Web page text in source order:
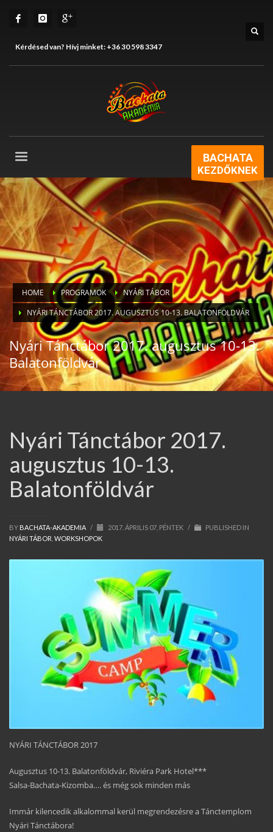
Kérdésed van? Hívj minket: +36 30 598 3347
BACHATA
KEZDŐKNEK
HOME PROGRAMOK
NYÁRI TÁBOR
NYÁRI TÁNCTÁBOR 2017. AUGUSZTUS 10-13. BALATONFÖLDVÁR
Nyári Tánctábor 2017. augusztus 10-13.
Balatonföldvár
Nyári Tánctábor 2017.
augusztus 10-13.
Balatonföldvár
BY BACHATA-AKADEMIA / 2017. ÁPRILIS 07, PÉNTEK /
PUBLISHED IN
NYÁRI TÁBOR WORKSHOPOK
NYÁRI TÁNCTÁBOR 2017
Augusztus 10-13. Balatonföldvár, Riviéra Park Hotel***
Salsa-Bachata-Kizomba…. és még sok minden más
Immár kilencedik alkalommal kerül megrendezésre a Tánctemplom
Nyári Tánctábora!